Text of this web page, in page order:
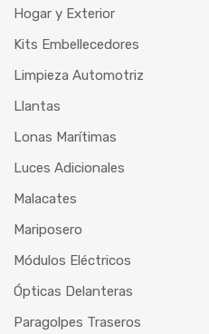
Hogar y Exterior
Kits Embellecedores
Limpieza Automotriz
Llantas
Lonas Marítimas
Luces Adicionales
Malacates
Mariposero
Módulos Eléctricos
Ópticas Delanteras
Paragolpes Traseros